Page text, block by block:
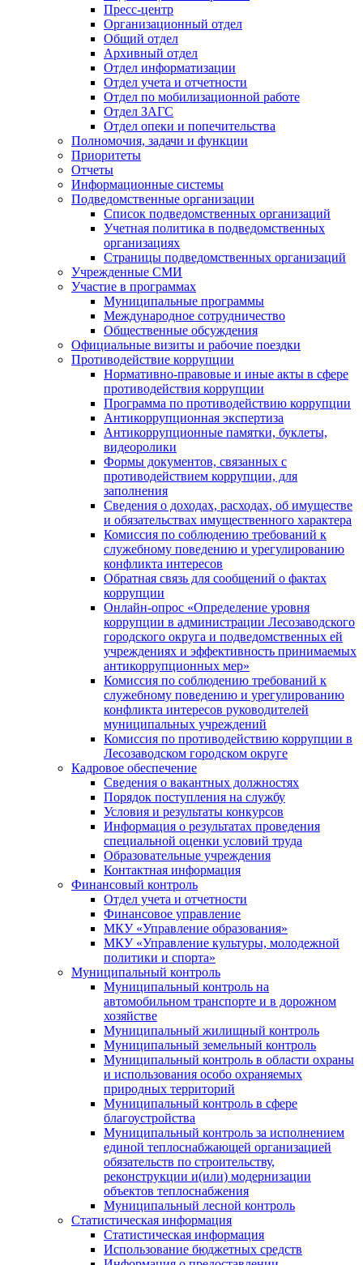
Пресс-центр
Организационный отдел
Общий отдел
Архивный отдел
Отдел информатизации
Отдел учета и отчетности
Отдел по мобилизационной работе
Отдел ЗАГС
Отдел опеки и попечительства
Полномочия, задачи и функции
Приоритеты
Отчеты
Информационные системы
Подведомственные организации
Список подведомственных организаций
Учетная политика в подведомственных
организациях
Страницы подведомственных организаций
Учрежденные СМИ
Участие в программах
Муниципальные программы
Международное сотрудничество
Общественные обсуждения
Официальные визиты и рабочие поездки
Противодействие коррупции
Нормативно-правовые и иные акты в сфере
противодействия коррупции
Программа по противодействию коррупции
Антикоррупционная экспертиза
Антикоррупционные памятки, буклеты,
видеоролики
Формы документов, связанных с
противодействием коррупции, для
заполнения
Сведения о доходах, расходах, об имуществе
и обязательствах имущественного характера
Комиссия по соблюдению требований к
служебному поведению и урегулированию
конфликта интересов
Обратная связь для сообщений о фактах
коррупции
Онлайн-опрос «Определение уровня
коррупции в администрации Лесозаводского
городского округа и подведомственных ей
учреждениях и эффективность принимаемых
антикоррупционных мер»
Комиссия по соблюдению требований к
служебному поведению и урегулированию
конфликта интересов руководителей
муниципальных учреждений
Комиссия по противодействию коррупции в
Лесозаводском городском округе
Кадровое обеспечение
Сведения о вакантных должностях
Порядок поступления на службу
Условия и результаты конкурсов
Информация о результатах проведения
специальной оценки условий труда
Образовательные учреждения
Контактная информация
Финансовый контроль
Отдел учета и отчетности
Финансовое управление
МКУ «Управление образования»
МКУ «Управление культуры, молодежной
политики и спорта»
Муниципальный контроль
Муниципальный контроль на
автомобильном транспорте и в дорожном
хозяйстве
Муниципальный жилищный контроль
Муниципальный земельный контроль
Муниципальный контроль в области охраны
и использования особо охраняемых
природных территорий
Муниципальный контроль в сфере
благоустройства
Муниципальный контроль за исполнением
единой теплоснабжающей организацией
обязательств по строительству,
реконструкции и(или) модернизации
объектов теплоснабжения
Муниципальный лесной контроль
Статистическая информация
Статистическая информация
Использование бюджетных средств